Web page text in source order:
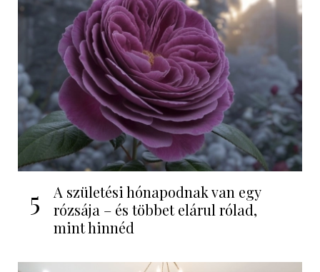
5
A születési hónapodnak van egy
rózsája – és többet elárul rólad,
mint hinnéd